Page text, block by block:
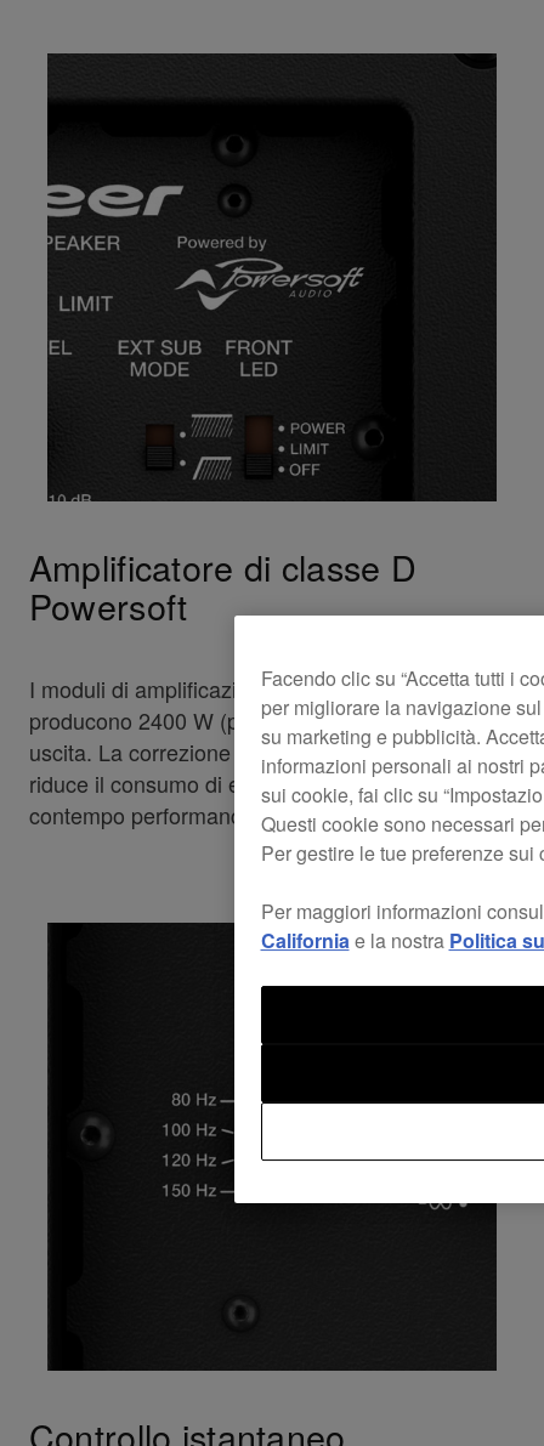
Amplificatore di classe D
Powersoft
I moduli di amplificazione di classe D Powersoft
producono 2400 W (picco) o 1200 W (continui) in
uscita. La correzione del fattore di potenza (PFC)
riduce il consumo di energia, assicurando nel
contempo performance costanti in ogni ambiente.
Facendo clic su “Accetta tutti i
per migliorare la navigazione
su marketing e pubblicità.
informazioni personali ai nostri
sui cookie, fai clic su
Questi cookie sono necessari
Per gestire le tue preferenze sui
Per maggiori informazioni
Californiae la nostra Politica